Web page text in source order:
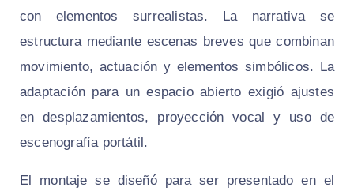
con elementos surrealistas. La narrativa se
estructura mediante escenas breves que combinan
movimiento, actuación y elementos simbólicos. La
adaptación para un espacio abierto exigió ajustes
en desplazamientos, proyección vocal y uso de
escenografía portátil.
El montaje se diseñó para ser presentado en el